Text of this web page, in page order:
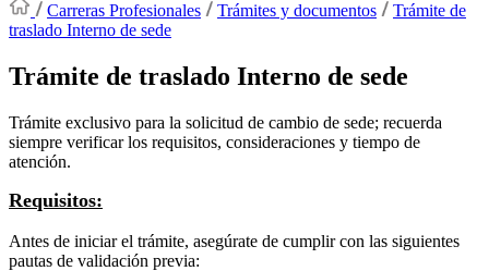
Carreras Profesionales Trámites y documentos
Trámite de
traslado Interno de sede
Trámite de traslado Interno de sede
Trámite exclusivo para la solicitud de cambio de sede; recuerda
siempre verificar los requisitos, consideraciones y tiempo de
atención.
Requisitos:
Antes de iniciar el trámite, asegúrate de cumplir con las siguientes
pautas de validación previa: